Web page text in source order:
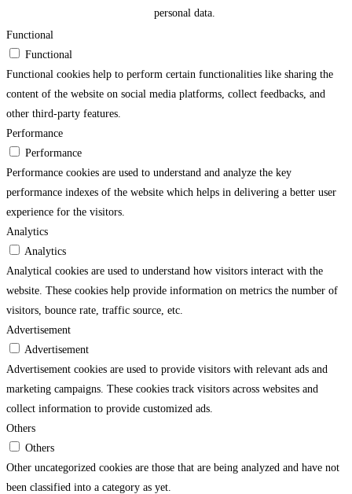
personal data.
Functional
Functional
Functional cookies help to perform certain functionalities like sharing the
content of the website on social media platforms, collect feedbacks, and
other third-party features.
Performance
Performance
Performance cookies are used to understand and analyze the key
performance indexes of the website which helps in delivering a better user
experience for the visitors.
Analytics
Analytics
Analytical cookies are used to understand how visitors interact with the
website. These cookies help provide information on metrics the number of
visitors, bounce rate, traffic source, etc.
Advertisement
Advertisement
Advertisement cookies are used to provide visitors with relevant ads and
marketing campaigns. These cookies track visitors across websites and
collect information to provide customized ads.
Others
Others
Other uncategorized cookies are those that are being analyzed and have not
been classified into a category as yet.